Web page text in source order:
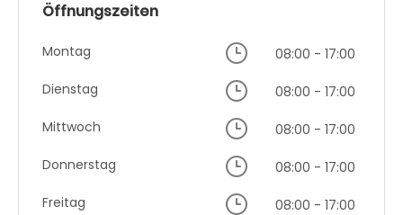
Öffnungszeiten
Montag
08:00 - 17:00
Dienstag
08:00 - 17:00
Mittwoch
08:00 - 17:00
Donnerstag
08:00 - 17:00
Freitag
08:00 - 17:00